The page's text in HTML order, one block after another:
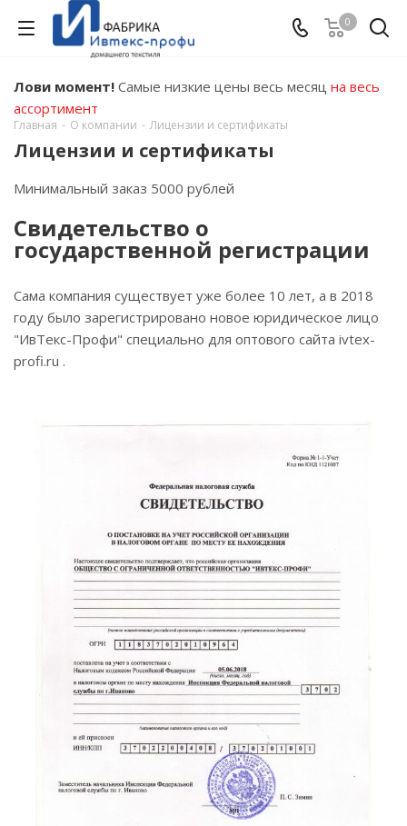
0
Лови момент! Самые низкие цены весь месяц на весь
ассортимент
Главная - О компании - Лицензии и сертификаты
Лицензии и сертификаты
Минимальный заказ 5000 рублей
Свидетельство о
государственной регистрации
Сама компания существует уже более 10 лет, а в 2018
году было зарегистрировано новое юридическое лицо
"ИвТекс-Профи" специально для оптового сайта ivtex-
profi.ru .